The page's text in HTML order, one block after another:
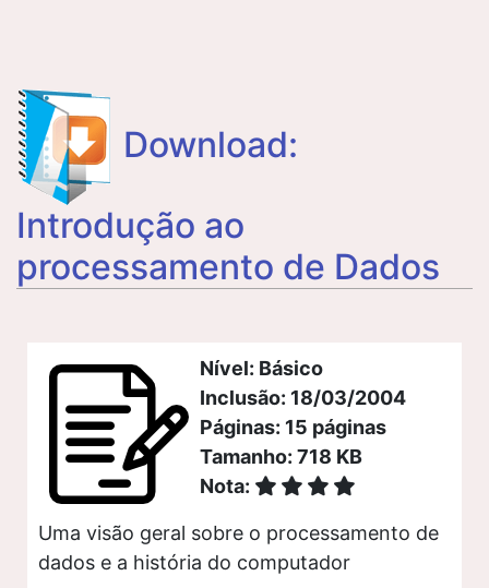
Download:
Introdução ao
processamento de Dados
Nível: Básico
Inclusão: 18/03/2004
Páginas: 15 páginas
Tamanho: 718 KB
Nota:
Uma visão geral sobre o processamento de
dados e a história do computador